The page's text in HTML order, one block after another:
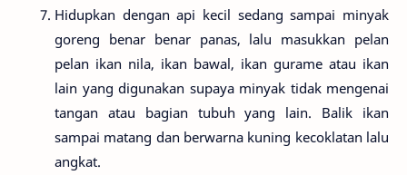
Hidupkan dengan api kecil sedang sampai minyak
goreng benar benar panas, lalu masukkan pelan
pelan ikan nila, ikan bawal, ikan gurame atau ikan
lain yang digunakan supaya minyak tidak mengenai
tangan atau bagian tubuh yang lain. Balik ikan
sampai matang dan berwarna kuning kecoklatan lalu
angkat.